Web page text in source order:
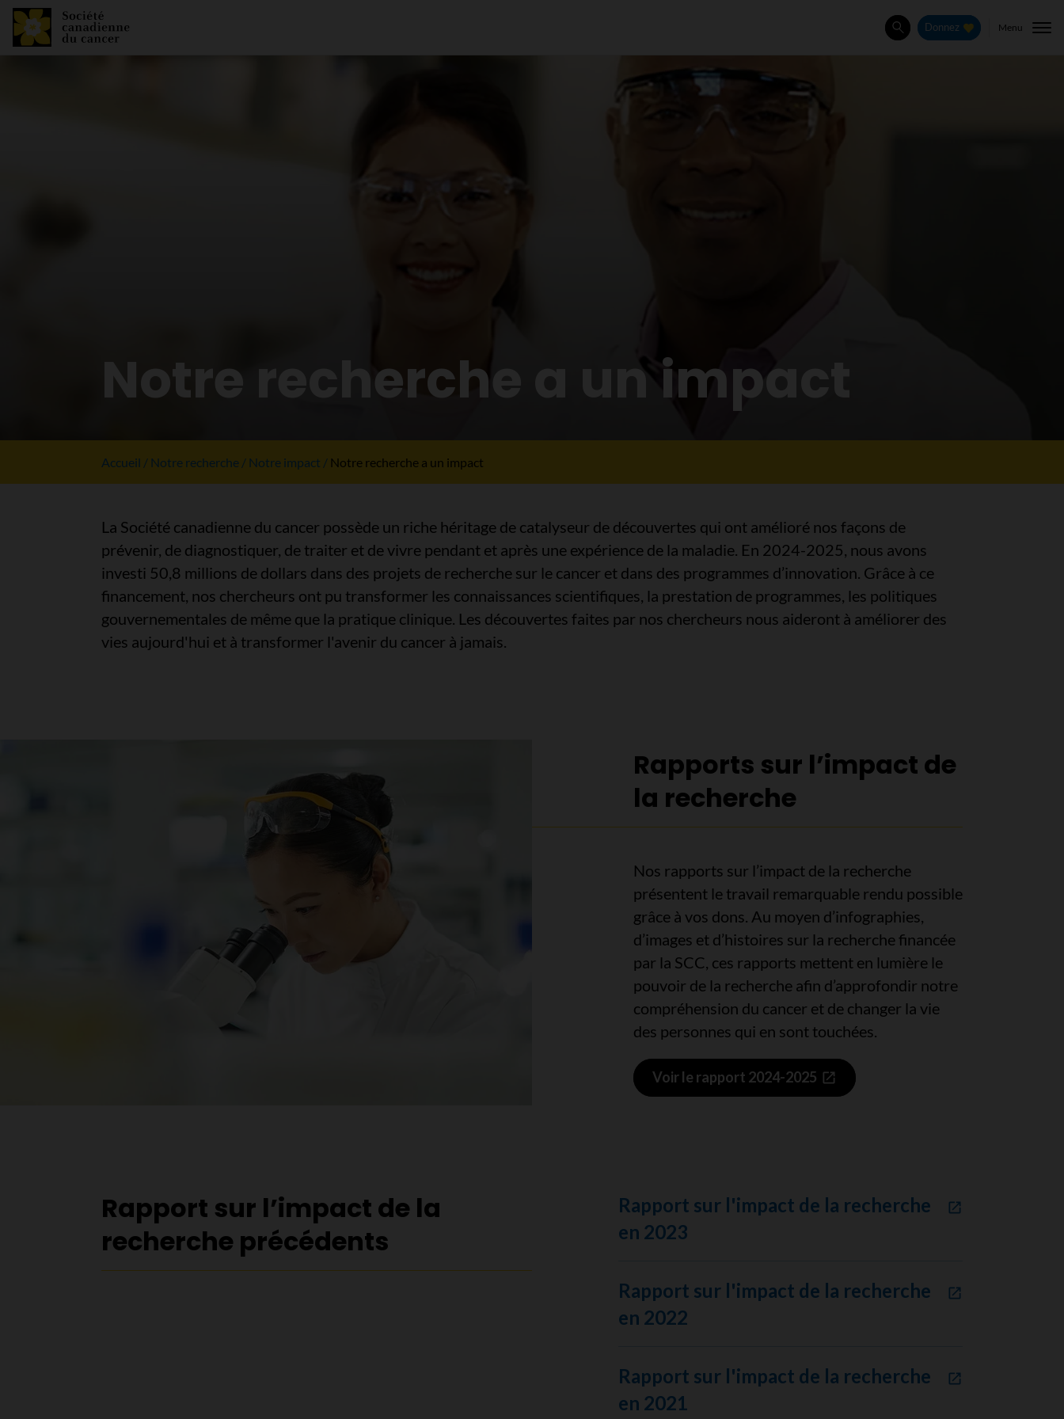
Rechercher
Donnez Menu
Notre recherche a un impact
Accueil Notre recherche ​Notre impact Notre recherche a un impact
La Société canadienne du cancer possède un riche héritage de catalyseur de découvertes qui ont amélioré nos façons de
prévenir, de diagnostiquer, de traiter et de vivre pendant et après une expérience de la maladie. En 2024-2025, nous avons
investi 50,8 millions de dollars dans des projets de recherche sur le cancer et dans des programmes d’innovation. Grâce à ce
financement, nos chercheurs ont pu transformer les connaissances scientifiques, la prestation de programmes, les politiques
gouvernementales de même que la pratique clinique. Les découvertes faites par nos chercheurs nous aideront à améliorer des
vies aujourd'hui et à transformer l'avenir du cancer à jamais.
Rapports sur l’impact de
la recherche
Nos rapports sur l’impact de la recherche
présentent le travail remarquable rendu possible
grâce à vos dons. Au moyen d’infographies,
d’images et d’histoires sur la recherche financée
par la SCC, ces rapports mettent en lumière le
pouvoir de la recherche afin d’approfondir notre
compréhension du cancer et de changer la vie
des personnes qui en sont touchées.
Voir le rapport 2024-2025
Rapport sur l’impact de la
recherche précédents
Rapport sur l'impact de la recherche
en 2023
Rapport sur l'impact de la recherche
en 2022
Rapport sur l'impact de la recherche
en 2021